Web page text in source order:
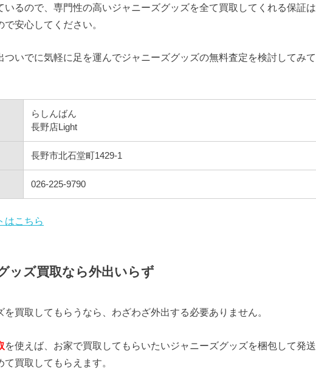
いるので、専門性の高いジャニーズグッズを全て買取してくれる保証は
安心してください。
いでに気軽に足を運んでジャニーズグッズの無料査定を検討してみて
らしんばん
長野店Light
長野市北石堂町1429-1
026-225-9790
はこちら
ッズ買取なら外出いらず
買取してもらうなら、わざわざ外出する必要ありません。
を使えば、お家で買取してもらいたいジャニーズグッズを梱包して発送
買取してもらえます。